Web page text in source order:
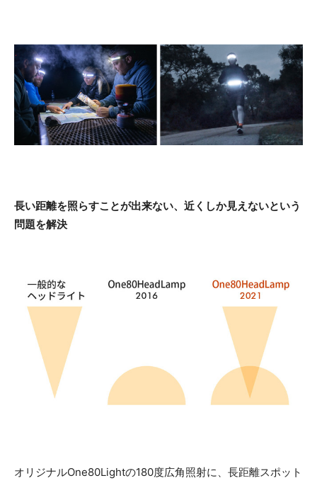
長い距離を照らすことが出来ない、近くしか見えないという
問題を解決
オリジナルOne80Lightの180度広角照射に、長距離スポット